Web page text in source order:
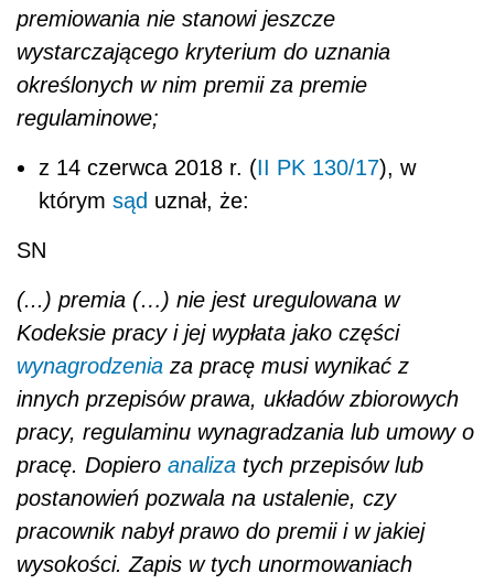
premiowania nie stanowi jeszcze
wystarczającego kryterium do uznania
określonych w nim premii za premie
regulaminowe;
z 14 czerwca 2018 r. (II PK 130/17), w
którym sąd uznał, że:
SN
(...) premia (…) nie jest uregulowana w
Kodeksie pracy i jej wypłata jako części
wynagrodzenia za pracę musi wynikać z
innych przepisów prawa, układów zbiorowych
pracy, regulaminu wynagradzania lub umowy o
pracę. Dopiero analiza tych przepisów lub
postanowień pozwala na ustalenie, czy
pracownik nabył prawo do premii i w jakiej
wysokości. Zapis w tych unormowaniach